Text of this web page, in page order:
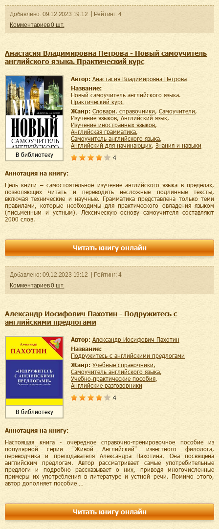
Добавленo: 09.12.2023 19:12 Рейтинг: 4
Комментариев0 шт.
Анастасия Владимировна Петрова - Новый самоучитель
английского языка. Практический курс
В библиотеку
Автор:
Анастасия Владимировна Петрова
Название:
Новый самоучитель английского языка.
Практический курс
Жанр:
словари, справочники, самоучители,
изучение языков, английский язык,
изучение иностранных языков,
английская грамматика,
самоучитель английского языка,
английский для начинающих,
знания и навыки
4
Аннотация на книгу:
Цель книги – самостоятельное изучение английского языка в пределах,
позволяющих читать и переводить несложные подлинные тексты,
включая технические и научные. Грамматика представлена только теми
правилами, которые необходимы для практического овладения языком
(письменным и устным). Лексическую основу самоучителя составляют
2000 слов.
Читать книгу онлайн
Добавленo: 09.12.2023 19:12 Рейтинг: 4
Комментариев0 шт.
Александр Иосифович Пахотин - Подружитесь с
английскими предлогами
В библиотеку
Автор:
Александр Иосифович Пахотин
Название:
Подружитесь с английскими предлогами
Жанр:
учебные справочники
самоучитель английского языка
учебно-практические пособия
английские разговорники
4
Аннотация на книгу:
Настоящая книга - очередное справочно-тренировочное пособие из
популярной серии "Живой Английский" известного филолога,
переводчика и преподавателя Александра Пахотина. Она посвящена
английским предлогам. Автор рассматривает самые употребительные
предлоги и подробно рассказывает о них, приводя многочисленные
примеры их употребления в литературе и устной речи. Помимо этого,
автор дополняет пособие …
Читать книгу онлайн